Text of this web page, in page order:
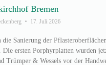
Bremen
17. Juli 2026
die Sanierung der
Die ersten Porphyrplatten wurden
Trümper & Wessels vor der